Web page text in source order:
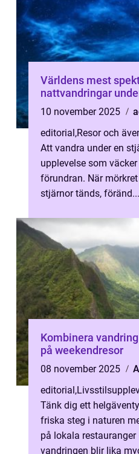
Världens mest
nattvandringar
10 november 2025
editorial,Resor och
Att vandra under en
upplevelse som
förundran. När
stjärnor tänds, föränd...
Kombinera
på weekendresor
08 november 2025
editorial,
Tänk dig ett
friska steg i naturen
på lokala
vandringen blir lika